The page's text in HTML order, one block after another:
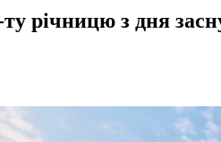
річницю з дня